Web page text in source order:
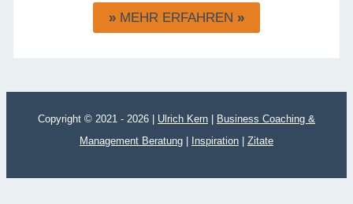
» MEHR ERFAHREN »
Copyright © 2021 - 2026 | Ulrich Kern
Business Coaching &
Management Beratung
Inspiration Zitate